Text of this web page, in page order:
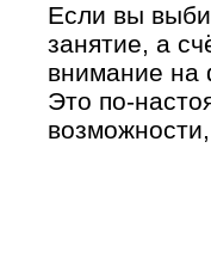
Если вы
занятие, а
внимание на
Это по-